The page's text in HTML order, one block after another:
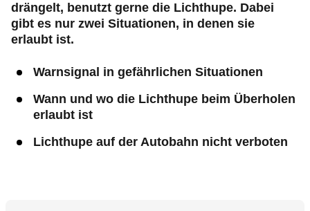
drängelt, benutzt gerne die Lichthupe. Dabei
gibt es nur zwei Situationen, in denen sie
erlaubt ist.
Warnsignal in gefährlichen Situationen
Wann und wo die Lichthupe beim Überholen
erlaubt ist
Lichthupe auf der Autobahn nicht verboten